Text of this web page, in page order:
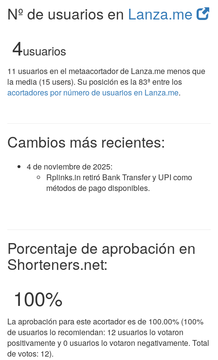
Nº de usuarios en Lanza.me
4usuarios
11 usuarios en el metaacortador de Lanza.me menos que
la media (15 users). Su posición es la 83ª entre los
acortadores por número de usuarios en Lanza.me.
Cambios más recientes:
4 de noviembre de 2025:
Rplinks.in retiró Bank Transfer y UPI como
métodos de pago disponibles.
Porcentaje de aprobación en
Shorteners.net:
100%
La aprobación para este acortador es de 100.00% (100%
de usuarios lo recomiendan: 12 usuarios lo votaron
positivamente y 0 usuarios lo votaron negativamente. Total
de votos: 12).